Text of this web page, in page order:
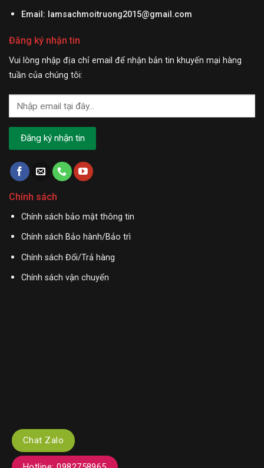
Email: lamsachmoitruong2015@gmail.com
Đăng ký nhận tin
Vui lòng nhập địa chỉ email để nhận bản tin khuyến mại hàng
tuần của chúng tôi:
Chính sách
Chính sách bảo mật thông tin
Chính sách Bảo hành/Bảo trì
Chính sách Đổi/Trả hàng
Chính sách vận chuyển
Chat Zalo